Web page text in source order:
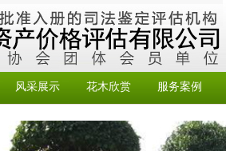
风采展示 花木欣赏 服务案例